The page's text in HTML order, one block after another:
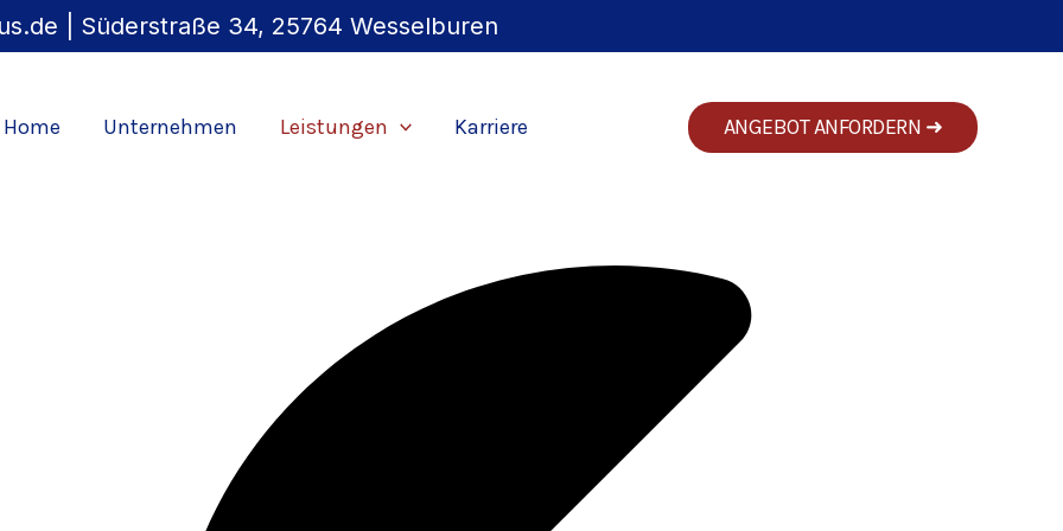
| Süderstraße 34, 25764 Wesselburen
Home Unternehmen Leistungen Karriere ANGEBOT ANFORDERN ➜
und langfristige Sicherheit
im Neubau – wir planen, modernisieren und erneuern Haustechnik zuverlässig und fachgerecht. Mit